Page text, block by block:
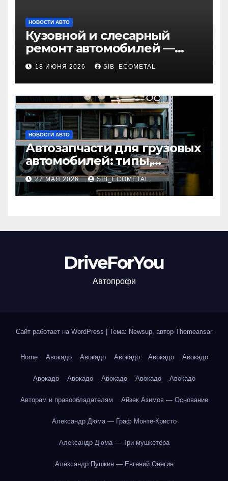
НОВОСТИ АВТО
Кузовной и слесарный
ремонт автомобилей —
наличие оригинальных
запчастей и типичные
сроки выполнения работ
18 ИЮНЯ 2026 SIB_ECOMETAL
НОВОСТИ АВТО
Автозапчасти для грузовых
автомобилей: типы,
совместимость и критерии
подбора
27 МАЯ 2026 SIB_ECOMETAL
DriveForYou
Автопрофи
Сайт работает на WordPress Тема: Newsup, автор Themeansar
Home Авокадо Авокадо Авокадо Авокадо Авокадо
Авокадо Авокадо Авокадо Авокадо Авокадо
Авторам и правообладателям Айзек Азимов — Основание
Александр Дюма — Граф Монте-Кристо
Александр Дюма — Три мушкетёра
Александр Пушкин — Евгений Онегин